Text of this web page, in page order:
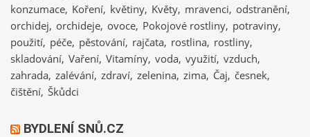
konzumace Koření květiny Květy mravenci odstranění
orchidej orchideje ovoce Pokojové rostliny potraviny
použití péče pěstování rajčata rostlina rostliny
skladování Vaření Vitamíny voda využití vzduch
zahrada zalévání zdraví zelenina zima Čaj česnek
čištění Škůdci
BYDLENÍ SNŮ.CZ